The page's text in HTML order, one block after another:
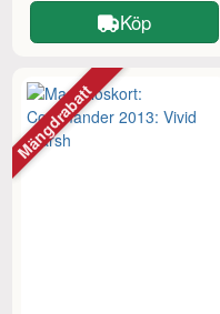
Köp
Mängdrabatt